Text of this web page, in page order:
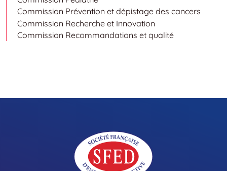
Commission Prévention et dépistage des cancers
Commission Recherche et Innovation
Commission Recommandations et qualité